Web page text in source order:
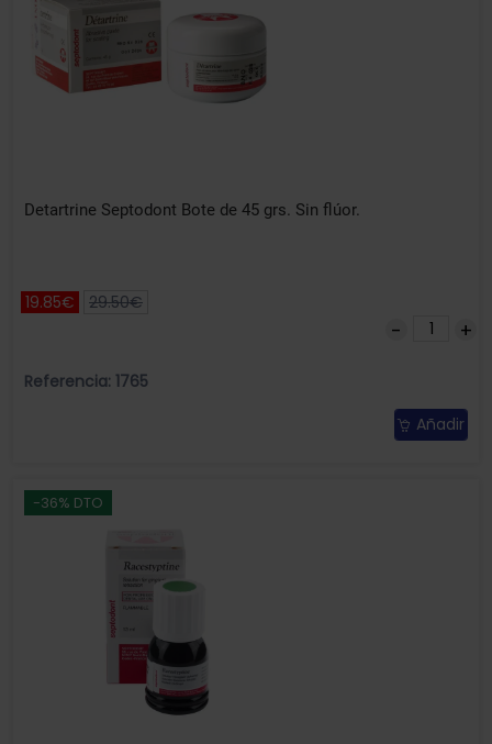
Detartrine Septodont Bote de 45 grs. Sin flúor.
19.85€ 29.50€
Referencia: 1765
Añadir
-36% DTO